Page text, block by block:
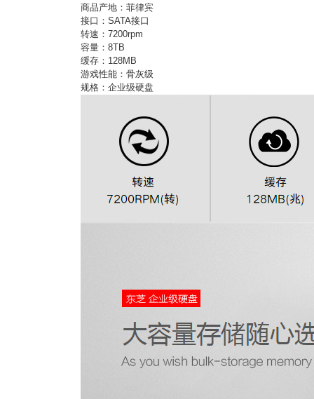
商品产地：菲律宾
接口：SATA接口
转速：7200rpm
容量：8TB
缓存：128MB
游戏性能：骨灰级
规格：企业级硬盘